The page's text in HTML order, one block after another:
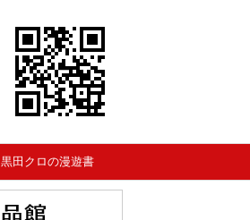
黒田クロの漫遊書